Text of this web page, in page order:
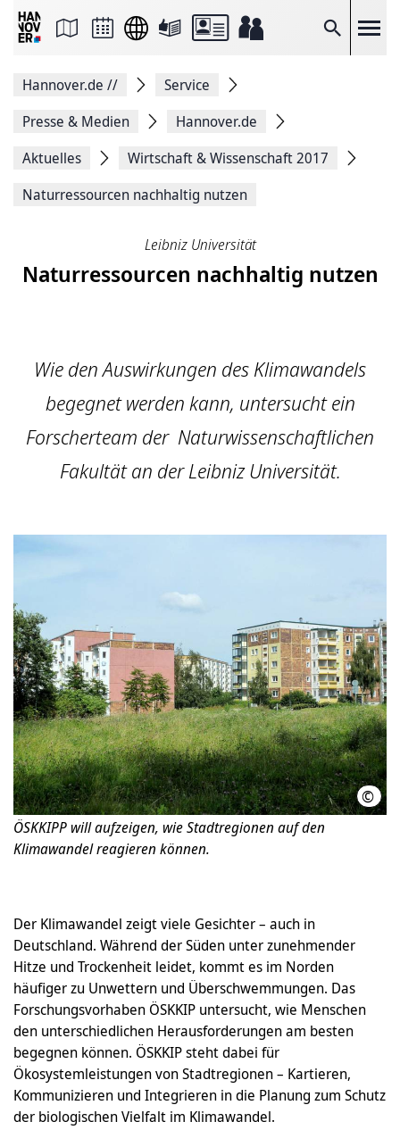
Suche
Seite
Facebook
teilen
Seitenlink
Seite
Hannover.de //
Service
Presse & Medien
Hannover.de
Aktuelles
Wirtschaft & Wissenschaft 2017
Naturressourcen nachhaltig nutzen
Leibniz Universität
Naturressourcen nachhaltig nutzen
Wie den Auswirkungen des Klimawandels
begegnet werden kann, untersucht ein
Forscherteam der Naturwissenschaftlichen
Fakultät an der Leibniz Universität.
©
ÖSKKIPP will aufzeigen, wie Stadtregionen auf den
Klimawandel reagieren können.
Der Klimawandel zeigt viele Gesichter – auch in
Deutschland. Während der Süden unter zunehmender
Hitze und Trockenheit leidet, kommt es im Norden
häufiger zu Unwettern und Überschwemmungen. Das
Forschungsvorhaben ÖSKKIP untersucht, wie Menschen
den unterschiedlichen Herausforderungen am besten
begegnen können. ÖSKKIP steht dabei für
Ökosystemleistungen von Stadtregionen – Kartieren,
Kommunizieren und Integrieren in die Planung zum Schutz
der biologischen Vielfalt im Klimawandel.